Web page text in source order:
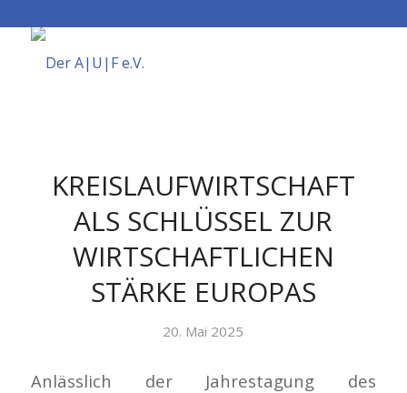
KREISLAUFWIRTSCHAFT
ALS SCHLÜSSEL ZUR
WIRTSCHAFTLICHEN
STÄRKE EUROPAS
20. Mai 2025
Anlässlich der Jahrestagung des